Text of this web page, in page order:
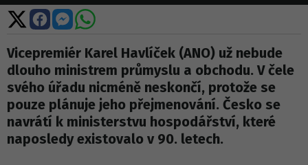
Sdílet
na
X
Sdílet
na
Facebooku
Sdílet
na
Messengeru
Sdílet
WhatsApp
Vicepremiér Karel Havlíček (ANO) už nebude
dlouho ministrem průmyslu a obchodu. V čele
svého úřadu nicméně neskončí, protože se
pouze plánuje jeho přejmenování. Česko se
navrátí k ministerstvu hospodářství, které
naposledy existovalo v 90. letech.